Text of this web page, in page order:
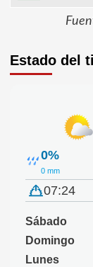
Estado del
0%
0 mm
07:24
Sábado
Domingo
Lunes